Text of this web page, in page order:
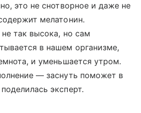
это не снотворное и даже не
мелатонин.
так высока, но сам
в нашем организме,
и уменьшается утром.
— заснуть поможет в
эксперт.